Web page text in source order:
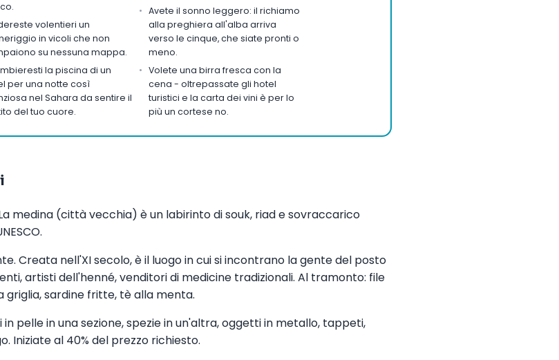
volentieri un
in vicoli che non
su nessuna mappa.
la piscina di un
per una notte così
nel Sahara da sentire il
del tuo cuore.
Avete il sonno leggero: il richiamo
alla preghiera all'alba arriva
verso le cinque, che siate pronti o
meno.
Volete una birra fresca con la
cena - oltrepassate gli hotel
turistici e la carta dei vini è per lo
più un cortese no.
medina (città vecchia) è un labirinto di souk, riad e sovraccarico
Creata nell'XI secolo, è il luogo in cui si incontrano la gente del posto
artisti dell'henné, venditori di medicine tradizionali. Al tramonto: file
sardine fritte, tè alla menta.
pelle in una sezione, spezie in un'altra, oggetti in metallo, tappeti,
Iniziate al 40% del prezzo richiesto.